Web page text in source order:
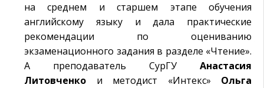
на среднем и старшем этапе обучения
английскому языку и дала практические
рекомендации по оцениванию
экзаменационного задания в разделе «Чтение».
А преподаватель СурГУ Анастасия
Литовченко и методист «Интекс» Ольга